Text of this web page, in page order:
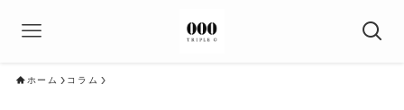
ホーム コラム